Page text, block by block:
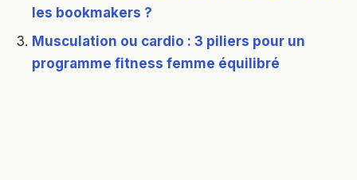
les bookmakers ?
Musculation ou cardio : 3 piliers pour un
programme fitness femme équilibré